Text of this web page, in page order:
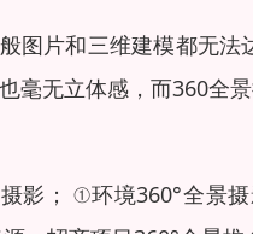
图片和三维建模都无
毫无立体感，而360全
影； ①环境360°全景